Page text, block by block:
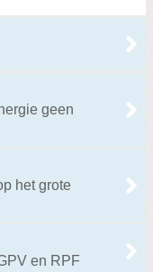
geen
het grote
en RPF